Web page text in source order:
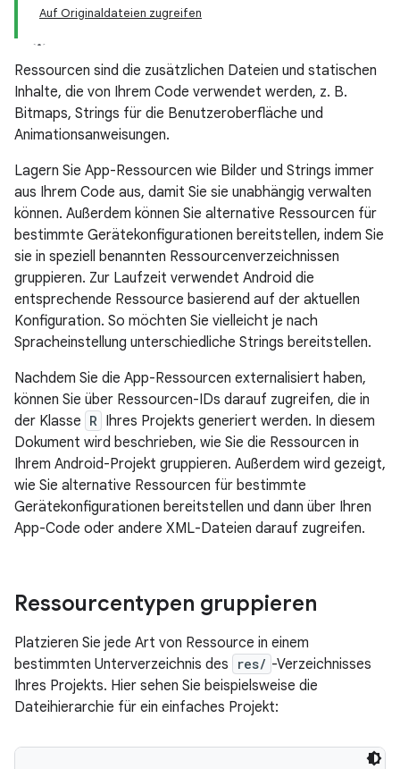
Auf Originaldateien zugreifen
Ressourcen sind die zusätzlichen Dateien und statischen
Inhalte, die von Ihrem Code verwendet werden, z. B.
Bitmaps, Strings für die Benutzeroberfläche und
Animationsanweisungen.
Lagern Sie App-Ressourcen wie Bilder und Strings immer
aus Ihrem Code aus, damit Sie sie unabhängig verwalten
können. Außerdem können Sie alternative Ressourcen für
bestimmte Gerätekonfigurationen bereitstellen, indem Sie
sie in speziell benannten Ressourcenverzeichnissen
gruppieren. Zur Laufzeit verwendet Android die
entsprechende Ressource basierend auf der aktuellen
Konfiguration. So möchten Sie vielleicht je nach
Spracheinstellung unterschiedliche Strings bereitstellen.
Nachdem Sie die App-Ressourcen externalisiert haben,
können Sie über Ressourcen-IDs darauf zugreifen, die in
der Klasse R Ihres Projekts generiert werden. In diesem
Dokument wird beschrieben, wie Sie die Ressourcen in
Ihrem Android-Projekt gruppieren. Außerdem wird gezeigt,
wie Sie alternative Ressourcen für bestimmte
Gerätekonfigurationen bereitstellen und dann über Ihren
App-Code oder andere XML-Dateien darauf zugreifen.
Ressourcentypen gruppieren
Platzieren Sie jede Art von Ressource in einem
bestimmten Unterverzeichnis des
res/ -Verzeichnisses
Ihres Projekts. Hier sehen Sie beispielsweise die
Dateihierarchie für ein einfaches Projekt: